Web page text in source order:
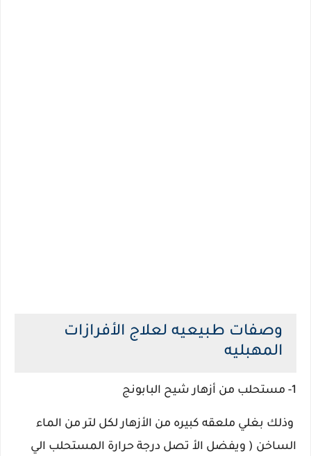
وصفات طبيعيه لعلاج الأفرازات
المهبليه
1- مستحلب من أزهار شيح البابونج
وذلك بغلي ملعقه كبيره من الأزهار لكل لتر من الماء
الساخن ( ويفضل الأ تصل درجة حرارة المستحلب الي